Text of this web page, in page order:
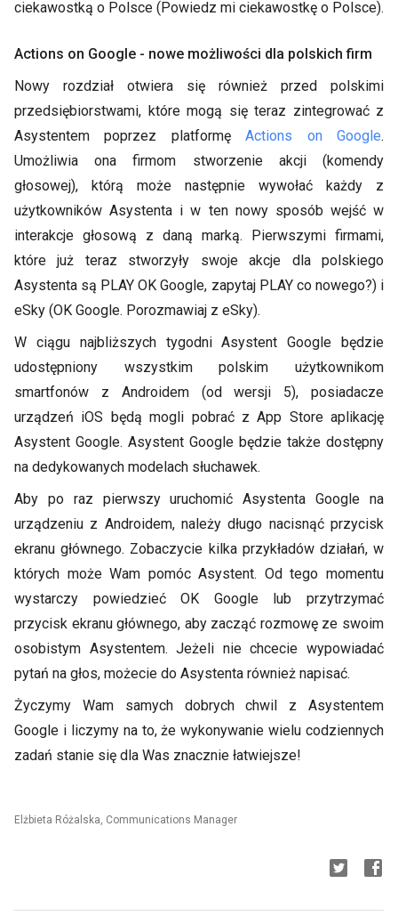
ciekawostką o Polsce (Powiedz mi ciekawostkę o Polsce).
Actions on Google - nowe możliwości dla polskich firm
Nowy rozdział otwiera się również przed polskimi
przedsiębiorstwami, które mogą się teraz zintegrować z
Asystentem poprzez platformęActions on Google.
Umożliwia ona firmom stworzenie akcji (komendy
głosowej), którą może następnie wywołać każdy z
użytkowników Asystenta i w ten nowy sposób wejść w
interakcje głosową z daną marką. Pierwszymi firmami,
które już teraz stworzyły swoje akcje dla polskiego
Asystenta są PLAY OK Google, zapytaj PLAY co nowego?) i
eSky (OK Google. Porozmawiaj z eSky).
W ciągu najbliższych tygodni Asystent Google będzie
udostępniony wszystkim polskim użytkownikom
smartfonów z Androidem (od wersji 5), posiadacze
urządzeń iOS będą mogli pobrać z App Store aplikację
Asystent Google. Asystent Google będzie także dostępny
na dedykowanych modelach słuchawek.
Aby po raz pierwszy uruchomić Asystenta Google na
urządzeniu z Androidem, należy długo nacisnąć przycisk
ekranu głównego. Zobaczycie kilka przykładów działań, w
których może Wam pomóc Asystent. Od tego momentu
wystarczy powiedzieć OK Google lub przytrzymać
przycisk ekranu głównego, aby zacząć rozmowę ze swoim
osobistym Asystentem. Jeżeli nie chcecie wypowiadać
pytań na głos, możecie do Asystenta również napisać.
Życzymy Wam samych dobrych chwil z Asystentem
Google i liczymy na to, że wykonywanie wielu codziennych
zadań stanie się dla Was znacznie łatwiejsze!
Elżbieta Różalska, Communications Manager